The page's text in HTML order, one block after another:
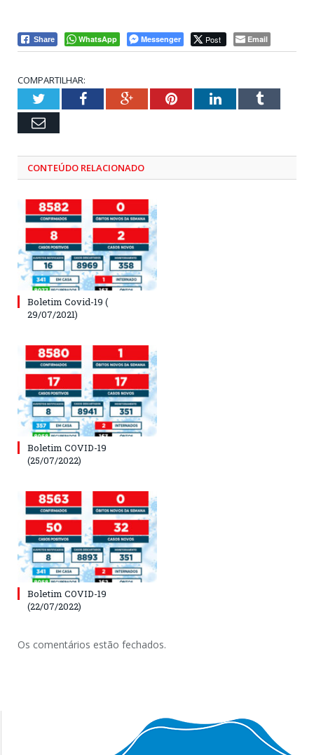
Share WhatsApp Messenger Post Email
COMPARTILHAR:
TwitterFacebookGoogle+PinterestLinkedInTumblr
Email
CONTEÚDO RELACIONADO
Boletim Covid-19 (
29/07/2021)
Boletim COVID-19
(25/07/2022)
Boletim COVID-19
(22/07/2022)
Os comentários estão fechados.